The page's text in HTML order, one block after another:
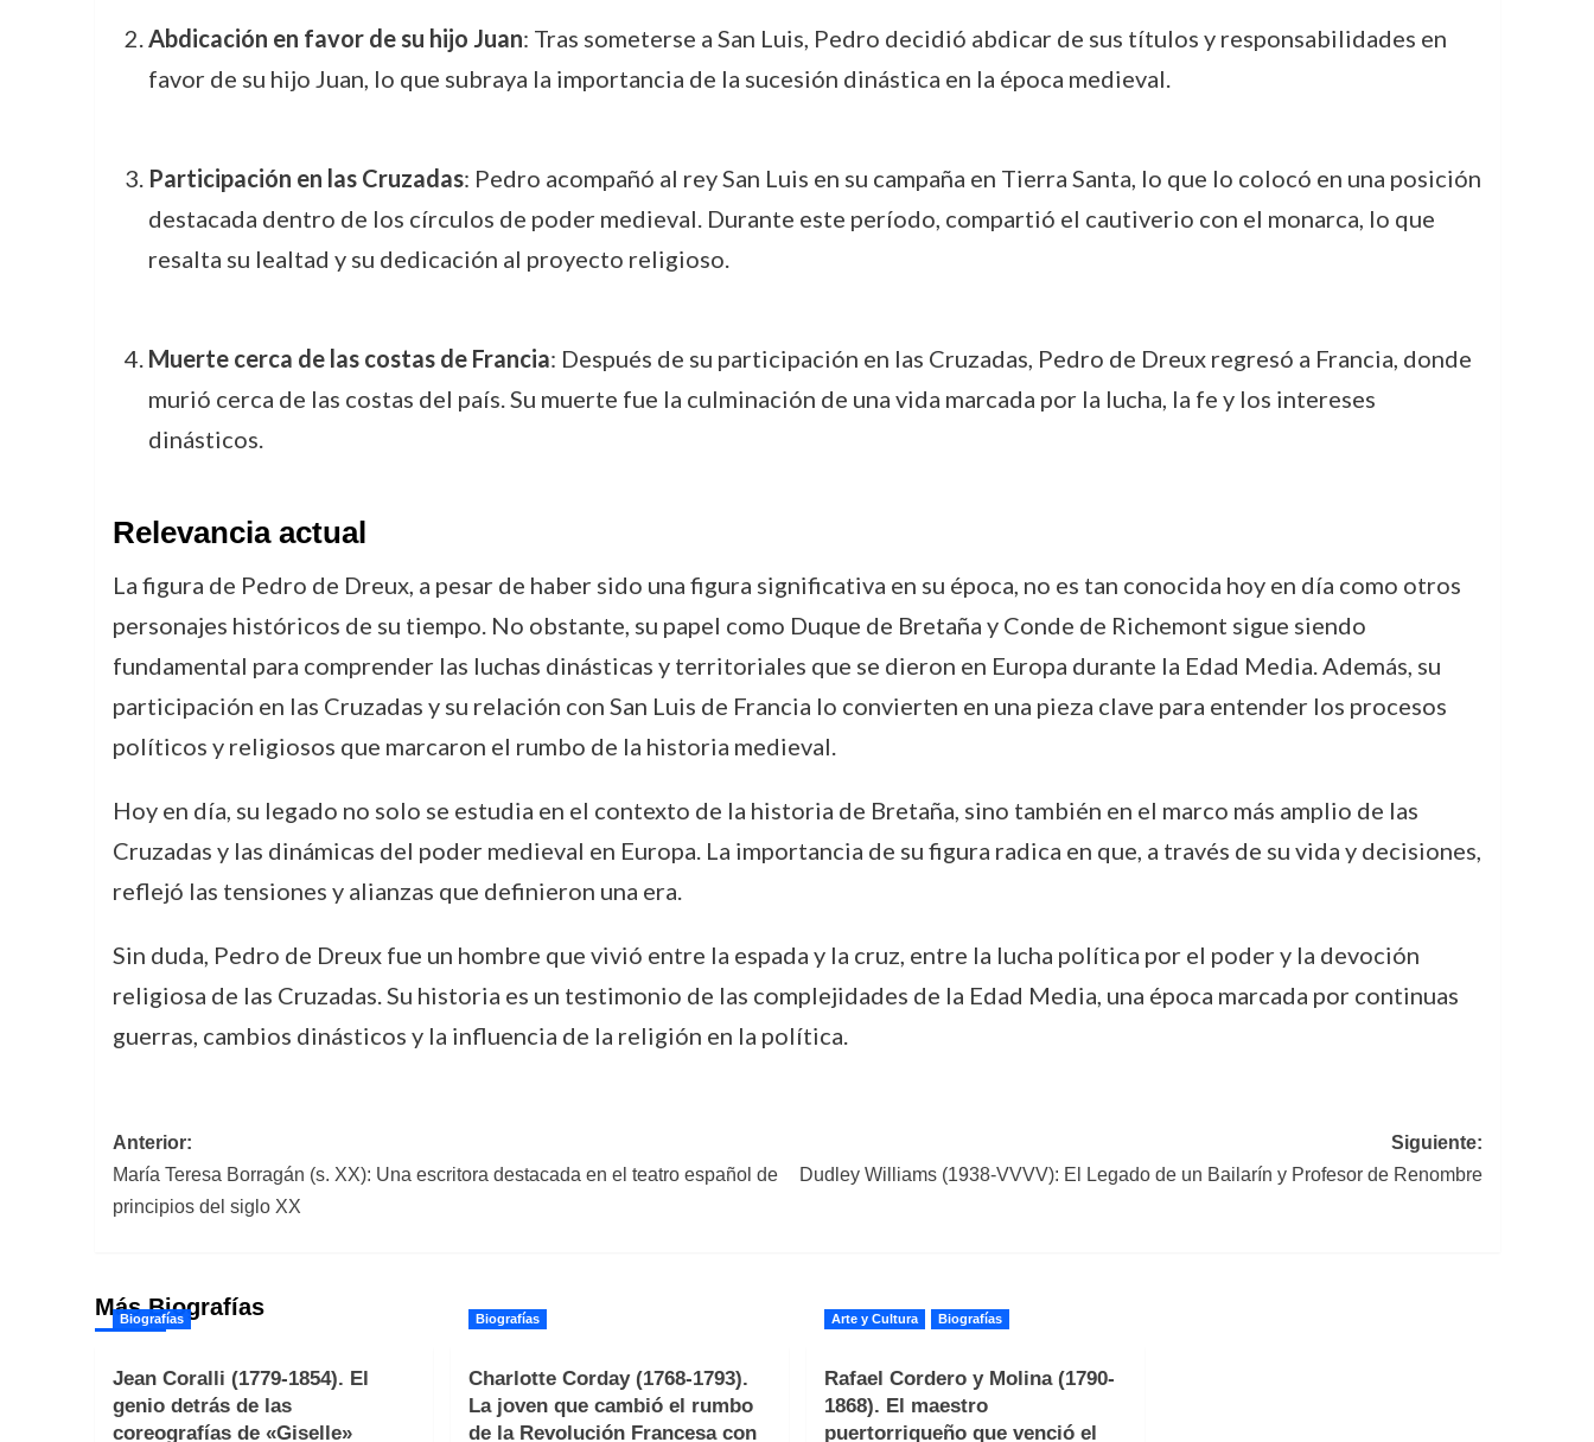
Abdicación en favor de su hijo Juan: Tras someterse a San Luis, Pedro decidió abdicar de sus títulos y responsabilidades en
favor de su hijo Juan, lo que subraya la importancia de la sucesión dinástica en la época medieval.
Participación en las Cruzadas: Pedro acompañó al rey San Luis en su campaña en Tierra Santa, lo que lo colocó en una posición
destacada dentro de los círculos de poder medieval. Durante este período, compartió el cautiverio con el monarca, lo que
resalta su lealtad y su dedicación al proyecto religioso.
Muerte cerca de las costas de Francia: Después de su participación en las Cruzadas, Pedro de Dreux regresó a Francia, donde
murió cerca de las costas del país. Su muerte fue la culminación de una vida marcada por la lucha, la fe y los intereses
dinásticos.
Relevancia actual
La figura de Pedro de Dreux, a pesar de haber sido una figura significativa en su época, no es tan conocida hoy en día como otros
personajes históricos de su tiempo. No obstante, su papel como Duque de Bretaña y Conde de Richemont sigue siendo
fundamental para comprender las luchas dinásticas y territoriales que se dieron en Europa durante la Edad Media. Además, su
participación en las Cruzadas y su relación con San Luis de Francia lo convierten en una pieza clave para entender los procesos
políticos y religiosos que marcaron el rumbo de la historia medieval.
Hoy en día, su legado no solo se estudia en el contexto de la historia de Bretaña, sino también en el marco más amplio de las
Cruzadas y las dinámicas del poder medieval en Europa. La importancia de su figura radica en que, a través de su vida y decisiones,
reflejó las tensiones y alianzas que definieron una era.
Sin duda, Pedro de Dreux fue un hombre que vivió entre la espada y la cruz, entre la lucha política por el poder y la devoción
religiosa de las Cruzadas. Su historia es un testimonio de las complejidades de la Edad Media, una época marcada por continuas
guerras, cambios dinásticos y la influencia de la religión en la política.
Navegación
de
Anterior:
María Teresa Borragán (s. XX): Una escritora destacada en el teatro español de
principios del siglo XX
Siguiente:
Dudley Williams (1938-VVVV): El Legado de un Bailarín y Profesor de Renombre
Más Biografías
Biografías
Jean Coralli (1779-1854). El
genio detrás de las
coreografías de «Giselle»
Biografías
Charlotte Corday (1768-1793).
La joven que cambió el rumbo
de la Revolución Francesa con
Arte y Cultura Biografías
Rafael Cordero y Molina (1790-
1868). El maestro
puertorriqueño que venció el